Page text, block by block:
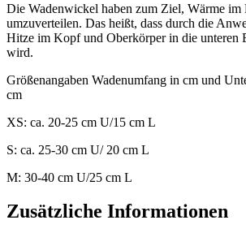
Die Wadenwickel haben zum Ziel, Wärme im
umzuverteilen. Das heißt, dass durch die
Hitze im Kopf und Oberkörper in die unteren
wird.
Größenangaben Wadenumfang in cm und
cm
XS: ca. 20-25 cm U/15 cm L
S: ca. 25-30 cm U/ 20 cm L
M: 30-40 cm U/25 cm L
Zusätzliche Informationen